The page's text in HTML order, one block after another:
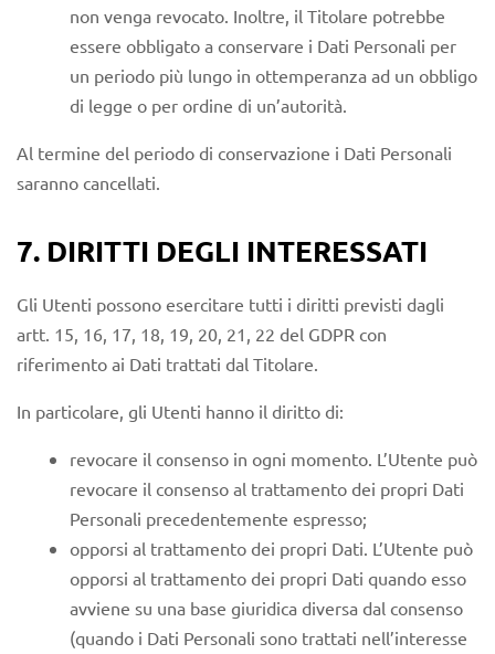
non venga revocato. Inoltre, il Titolare potrebbe
essere obbligato a conservare i Dati Personali per
un periodo più lungo in ottemperanza ad un obbligo
di legge o per ordine di un’autorità.
Al termine del periodo di conservazione i Dati Personali
saranno cancellati.
7. DIRITTI DEGLI INTERESSATI
Gli Utenti possono esercitare tutti i diritti previsti dagli
artt. 15, 16, 17, 18, 19, 20, 21, 22 del GDPR con
riferimento ai Dati trattati dal Titolare.
In particolare, gli Utenti hanno il diritto di:
revocare il consenso in ogni momento. L’Utente può
revocare il consenso al trattamento dei propri Dati
Personali precedentemente espresso;
opporsi al trattamento dei propri Dati. L’Utente può
opporsi al trattamento dei propri Dati quando esso
avviene su una base giuridica diversa dal consenso
(quando i Dati Personali sono trattati nell’interesse